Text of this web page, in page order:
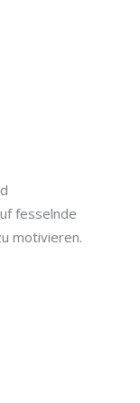
fesselnde
motivieren.